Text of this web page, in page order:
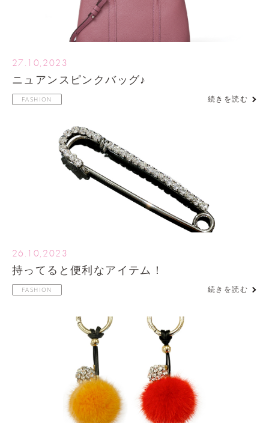
27.10,2023
ニュアンスピンクバッグ♪
FASHION 続きを読む
26.10,2023
持ってると便利なアイテム！
FASHION 続きを読む